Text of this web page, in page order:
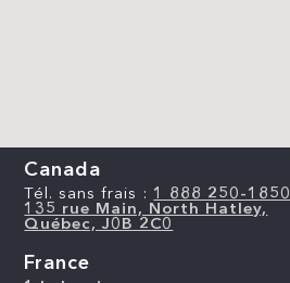
Canada
Tél. sans frais : 1 888 250-1850
135 rue Main, North Hatley,
Québec, J0B 2C0
France